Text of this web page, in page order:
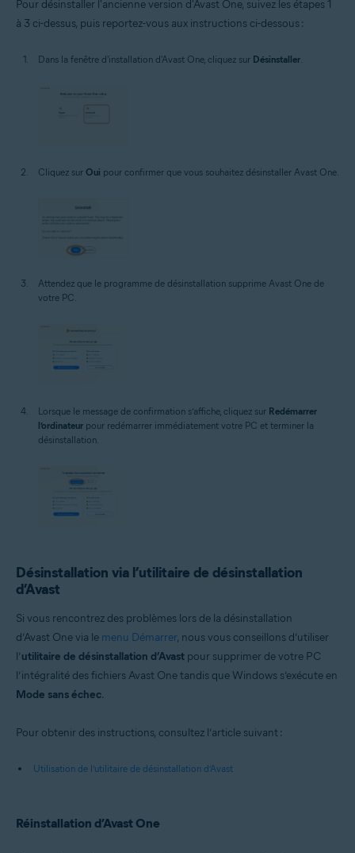
Pour désinstaller l'ancienne version d'Avast One, suivez les étapes 1
à 3 ci-dessus, puis reportez-vous aux instructions ci-dessous :
Dans la fenêtre d'installation d'Avast One, cliquez sur Désinstaller.
Cliquez sur Oui pour confirmer que vous souhaitez désinstaller Avast One.
Attendez que le programme de désinstallation supprime Avast One de
votre PC.
Lorsque le message de confirmation s’affiche, cliquez sur Redémarrer
l’ordinateur pour redémarrer immédiatement votre PC et terminer la
désinstallation.
Désinstallation via l’utilitaire de désinstallation
d’Avast
Si vous rencontrez des problèmes lors de la désinstallation
d’Avast One via le menu Démarrer, nous vous conseillons d’utiliser
l’utilitaire de désinstallation d’Avast pour supprimer de votre PC
l’intégralité des fichiers Avast One tandis que Windows s’exécute en
Mode sans échec.
Pour obtenir des instructions, consultez l’article suivant :
Utilisation de l’utilitaire de désinstallation d’Avast
Réinstallation d’Avast One